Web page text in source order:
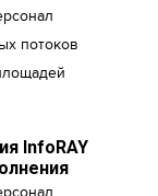
потоков
InfoRAY